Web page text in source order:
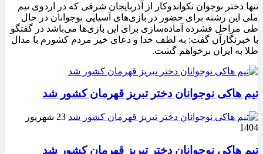
تنها دختر نوجوان تکواندوکار از آذربایجان شرقی که در اردوی تیم
ملی این رشته برای حضور در بازی‌های آسیایی نوجوانان در حال
طی مراحل فشرده آماده‌سازی برای این بازی‌ها می‌باشد در گفتگو
با خبرنگارآن گفت: به لطف خدا و دعای خیر مردم کشورم با مدال
طلا به ایران برخواهم گشت.
تیم هاکی نوجوانان دختر تبریز قهرمان کشور شد
23 شهریور
1404
تیم هاکی نوجوانان دختر تبریز قهرمان کشور شد